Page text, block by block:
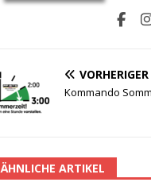
VORHERIGER
Kommando
ÄHNLICHE ARTIKEL